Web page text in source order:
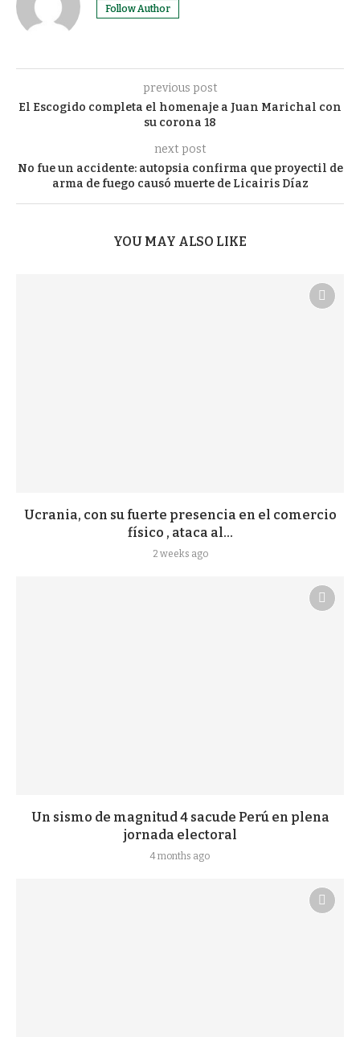
Follow Author
previous post
El Escogido completa el homenaje a Juan Marichal con
su corona 18
next post
No fue un accidente: autopsia confirma que proyectil de
arma de fuego causó muerte de Licairis Díaz
YOU MAY ALSO LIKE
Ucrania, con su fuerte presencia en el comercio
físico , ataca al...
2 weeks ago
Un sismo de magnitud 4 sacude Perú en plena
jornada electoral
4 months ago